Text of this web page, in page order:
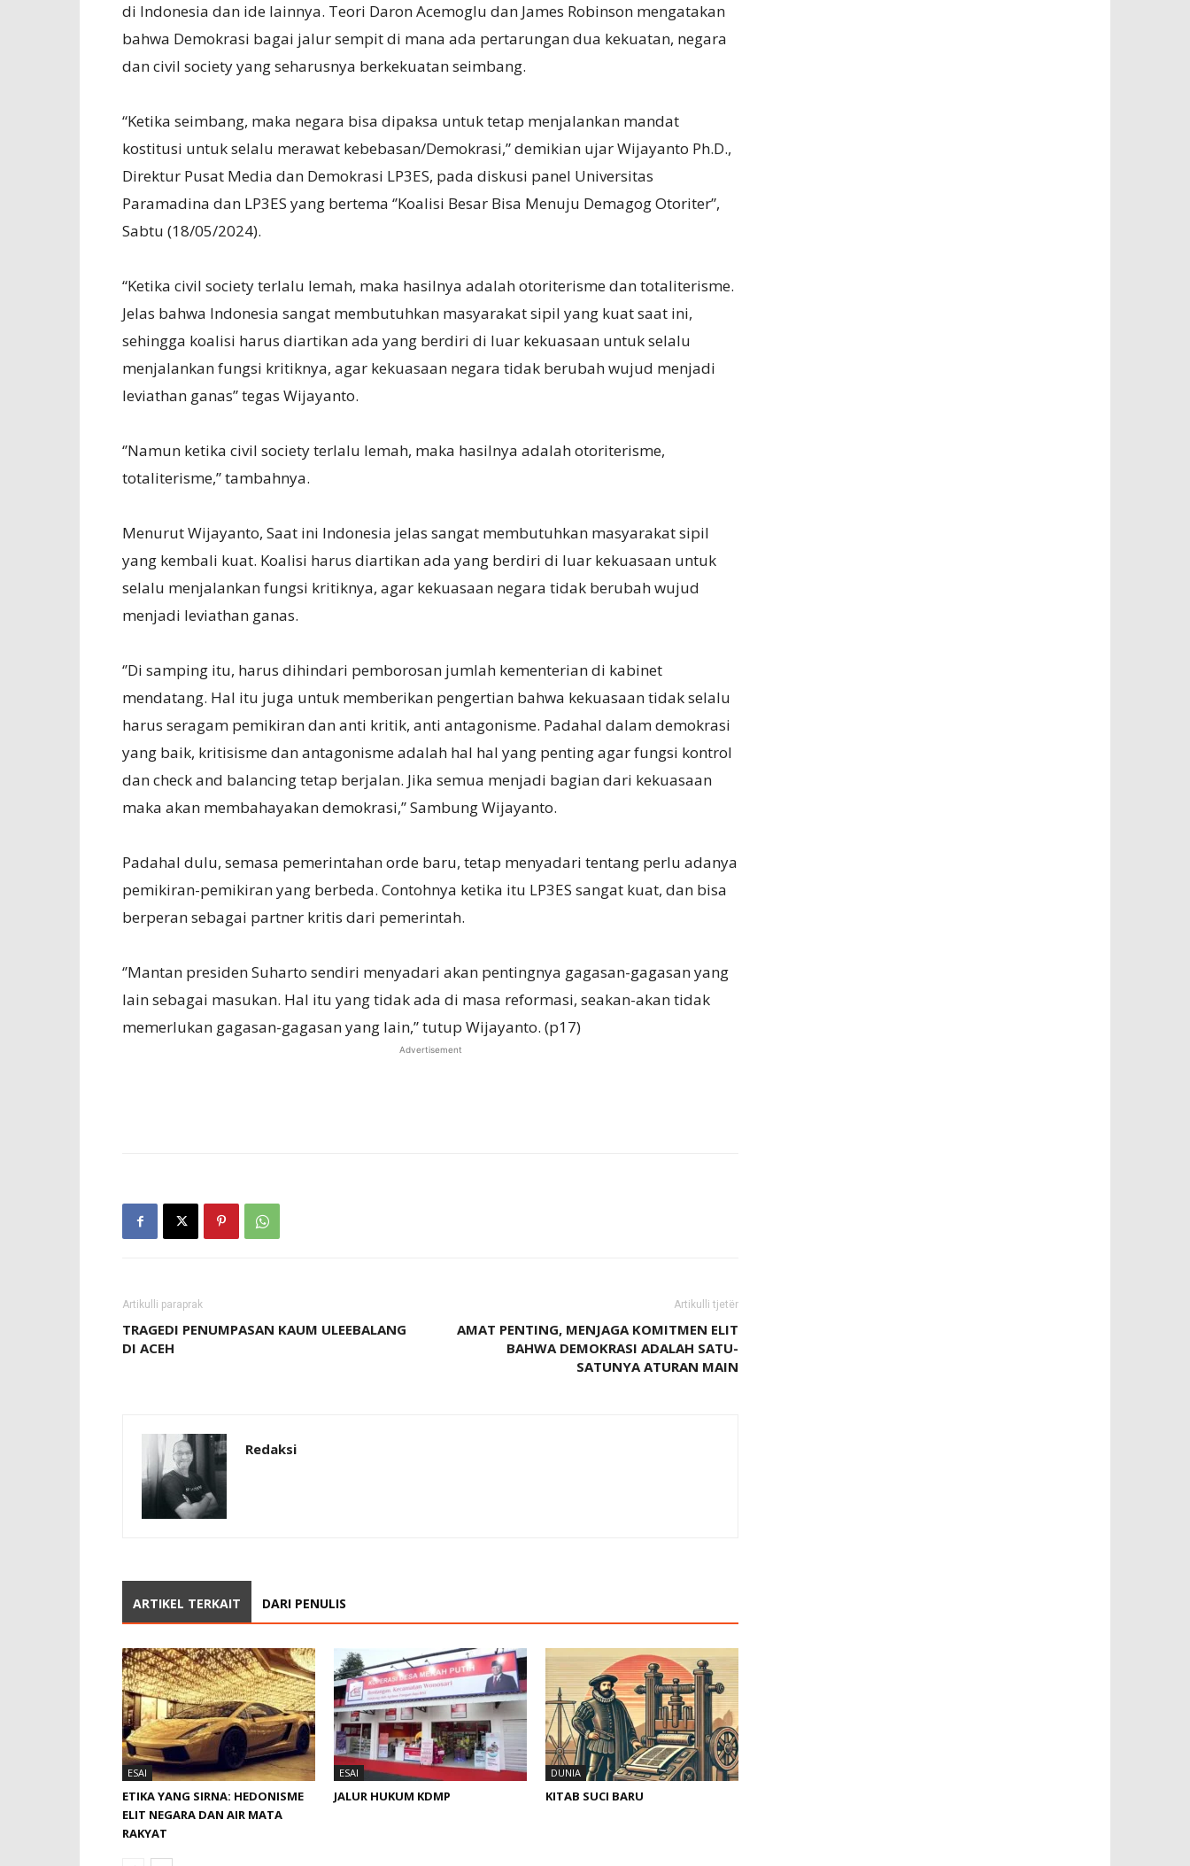
di Indonesia dan ide lainnya. Teori Daron Acemoglu dan James Robinson mengatakan
bahwa Demokrasi bagai jalur sempit di mana ada pertarungan dua kekuatan, negara
dan civil society yang seharusnya berkekuatan seimbang.
“Ketika seimbang, maka negara bisa dipaksa untuk tetap menjalankan mandat
kostitusi untuk selalu merawat kebebasan/Demokrasi,” demikian ujar Wijayanto Ph.D.,
Direktur Pusat Media dan Demokrasi LP3ES, pada diskusi panel Universitas
Paramadina dan LP3ES yang bertema ‘’Koalisi Besar Bisa Menuju Demagog Otoriter”,
Sabtu (18/05/2024).
“Ketika civil society terlalu lemah, maka hasilnya adalah otoriterisme dan totaliterisme.
Jelas bahwa Indonesia sangat membutuhkan masyarakat sipil yang kuat saat ini,
sehingga koalisi harus diartikan ada yang berdiri di luar kekuasaan untuk selalu
menjalankan fungsi kritiknya, agar kekuasaan negara tidak berubah wujud menjadi
leviathan ganas” tegas Wijayanto.
‘’Namun ketika civil society terlalu lemah, maka hasilnya adalah otoriterisme,
totaliterisme,’’ tambahnya.
Menurut Wijayanto, Saat ini Indonesia jelas sangat membutuhkan masyarakat sipil
yang kembali kuat. Koalisi harus diartikan ada yang berdiri di luar kekuasaan untuk
selalu menjalankan fungsi kritiknya, agar kekuasaan negara tidak berubah wujud
menjadi leviathan ganas.
‘’Di samping itu, harus dihindari pemborosan jumlah kementerian di kabinet
mendatang. Hal itu juga untuk memberikan pengertian bahwa kekuasaan tidak selalu
harus seragam pemikiran dan anti kritik, anti antagonisme. Padahal dalam demokrasi
yang baik, kritisisme dan antagonisme adalah hal hal yang penting agar fungsi kontrol
dan check and balancing tetap berjalan. Jika semua menjadi bagian dari kekuasaan
maka akan membahayakan demokrasi,’’ Sambung Wijayanto.
Padahal dulu, semasa pemerintahan orde baru, tetap menyadari tentang perlu adanya
pemikiran-pemikiran yang berbeda. Contohnya ketika itu LP3ES sangat kuat, dan bisa
berperan sebagai partner kritis dari pemerintah.
‘’Mantan presiden Suharto sendiri menyadari akan pentingnya gagasan-gagasan yang
lain sebagai masukan. Hal itu yang tidak ada di masa reformasi, seakan-akan tidak
memerlukan gagasan-gagasan yang lain,’’ tutup Wijayanto. (p17)
Advertisement
Artikulli paraprak
TRAGEDI PENUMPASAN KAUM ULEEBALANG
DI ACEH
Artikulli tjetër
AMAT PENTING, MENJAGA KOMITMEN ELIT
BAHWA DEMOKRASI ADALAH SATU-
SATUNYA ATURAN MAIN
Redaksi
ARTIKEL TERKAIT DARI PENULIS
ESAI
ETIKA YANG SIRNA: HEDONISME
ELIT NEGARA DAN AIR MATA
RAKYAT
ESAI
JALUR HUKUM KDMP
DUNIA
KITAB SUCI BARU